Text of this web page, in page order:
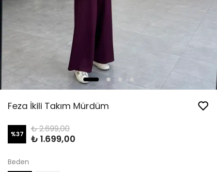
Feza İkili Takım Mürdüm
%37 ₺ 2.699,00
₺ 1.699,00
Beden